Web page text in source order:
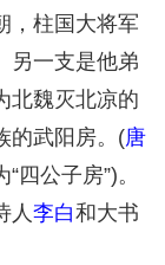
，柱国大将军
另一支是他弟
北魏灭北凉的
的武阳房。(唐
四公子房”)。
人李白和大书